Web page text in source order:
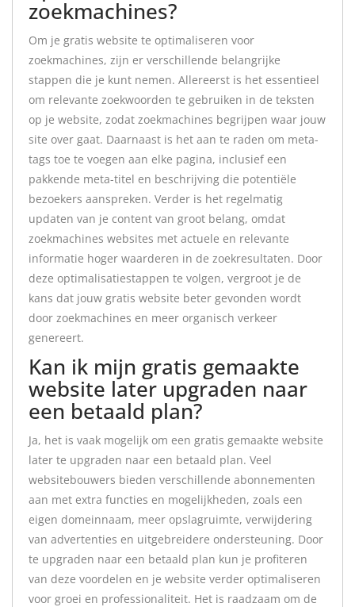
zoekmachines?
Om je gratis website te optimaliseren voor
zoekmachines, zijn er verschillende belangrijke
stappen die je kunt nemen. Allereerst is het essentieel
om relevante zoekwoorden te gebruiken in de teksten
op je website, zodat zoekmachines begrijpen waar jouw
site over gaat. Daarnaast is het aan te raden om meta-
tags toe te voegen aan elke pagina, inclusief een
pakkende meta-titel en beschrijving die potentiële
bezoekers aanspreken. Verder is het regelmatig
updaten van je content van groot belang, omdat
zoekmachines websites met actuele en relevante
informatie hoger waarderen in de zoekresultaten. Door
deze optimalisatiestappen te volgen, vergroot je de
kans dat jouw gratis website beter gevonden wordt
door zoekmachines en meer organisch verkeer
genereert.
Kan ik mijn gratis gemaakte
website later upgraden naar
een betaald plan?
Ja, het is vaak mogelijk om een gratis gemaakte website
later te upgraden naar een betaald plan. Veel
websitebouwers bieden verschillende abonnementen
aan met extra functies en mogelijkheden, zoals een
eigen domeinnaam, meer opslagruimte, verwijdering
van advertenties en uitgebreidere ondersteuning. Door
te upgraden naar een betaald plan kun je profiteren
van deze voordelen en je website verder optimaliseren
voor groei en professionaliteit. Het is raadzaam om de